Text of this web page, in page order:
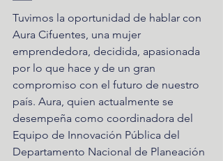
Tuvimos la oportunidad de hablar con
Aura Cifuentes, una mujer
emprendedora, decidida, apasionada
por lo que hace y de un gran
compromiso con el futuro de nuestro
país. Aura, quien actualmente se
desempeña como coordinadora del
Equipo de Innovación Pública del
Departamento Nacional de Planeación